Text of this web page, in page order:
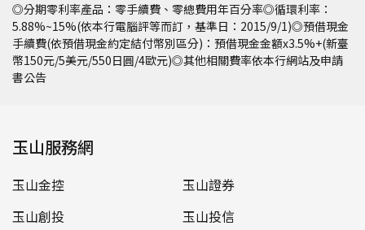
◎分期零利率產品：零手續費、零總費用年百分率◎循環利率：
5.88%~15%(依本行電腦評等而訂，基準日：2015/9/1)◎預借現金
手續費(依預借現金約定結付幣別區分)：預借現金金額x3.5%+(新臺
幣150元/5美元/550日圓/4歐元)◎其他相關費率依本行網站及申請
書公告
玉山服務網
玉山金控
玉山證券
玉山創投
玉山投信